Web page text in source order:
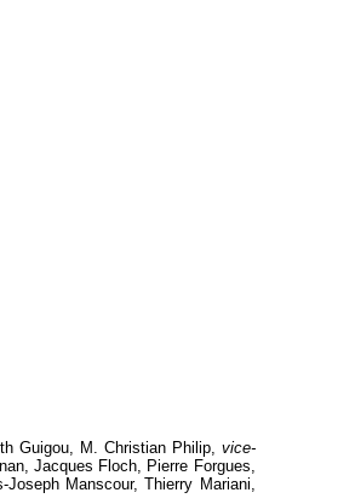
Guigou, M. Christian Philip, vice-
Jacques Floch, Pierre Forgues,
Manscour, Thierry Mariani,